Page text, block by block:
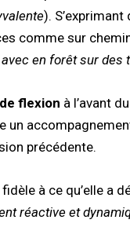
).
comme sur
en forêt sur
flexion à l’avant
précédente.
à ce qu’elle a
réactive et